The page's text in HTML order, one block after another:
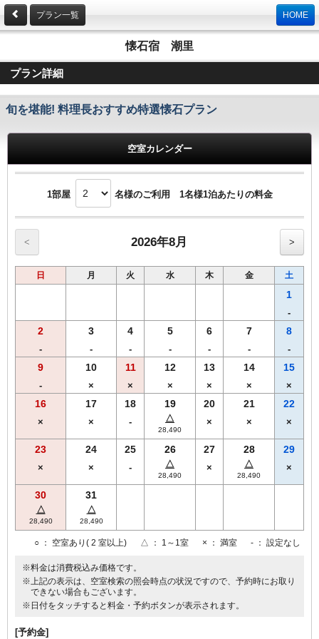
プラン一覧 HOME
懐石宿 潮里
プラン詳細
旬を堪能! 料理長おすすめ特選懐石プラン
空室カレンダー
1部屋 名様のご利用 1名様1泊あたりの料金
< 2026年8月 >
日 月 火 水 木 金 土
1
-
2
-
3
-
4
-
5
-
6
-
7
-
8
-
9
-
10
×
11
×
12
×
13
×
14
×
15
×
16
×
17
×
18
-
19
△
28,490
20
×
21
×
22
×
23
×
24
×
25
-
26
△
28,490
27
×
28
△
28,490
29
×
30
△
28,490
31
△
28,490
○ ： 空室あり( 2 室以上) △ ： 1～1室 × ： 満室 - ： 設定なし
※料金は消費税込み価格です。
※上記の表示は、空室検索の照会時点の状況ですので、予約時にお取り
できない場合もございます。
※日付をタッチすると料金・予約ボタンが表示されます。
[予約金]